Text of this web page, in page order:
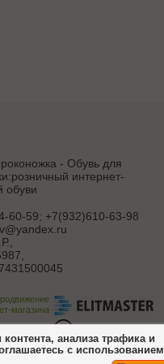
- Обувь для
интернет-
обуви
60-59; +7(932)610-63-98
магазина
анализа трафика и
с использованием